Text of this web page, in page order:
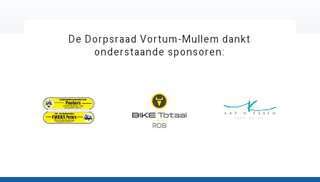
De Dorpsraad Vortum-Mullem dankt
onderstaande sponsoren: